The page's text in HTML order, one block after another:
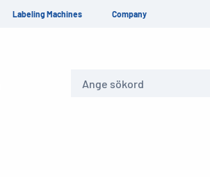
Labeling Machines Company